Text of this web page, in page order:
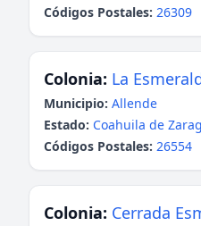
Códigos Postales: 26309
Colonia: La
Municipio: Allende
Estado: Coahuila de
Códigos Postales: 26554
Colonia: Cerrada